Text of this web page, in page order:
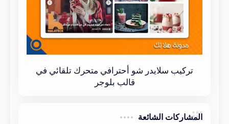
تركيب سلايدر شو أحترافي متحرك تلقائي في
قالب بلوجر
المشاركات الشائعة